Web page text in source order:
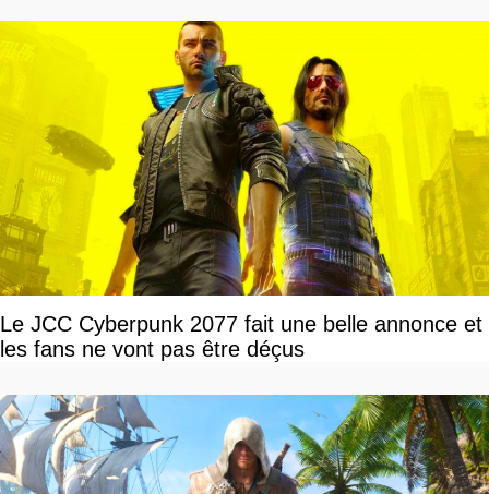
Le JCC Cyberpunk 2077 fait une belle annonce et
les fans ne vont pas être déçus